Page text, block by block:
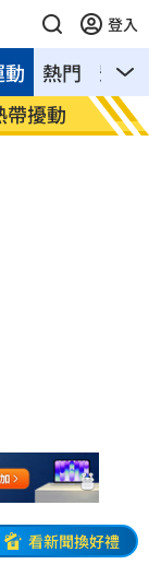
登入
熱門 影音
應了 聽一
看新聞換好禮